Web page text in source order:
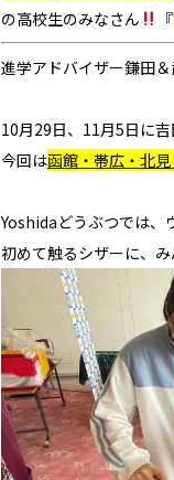
の高校生のみなさん
『
進学アドバイザー鎌田＆
10月29日、11月5日に
今回は函館・帯広・北
Yoshidaどうぶつでは、
初めて触るシザーに、